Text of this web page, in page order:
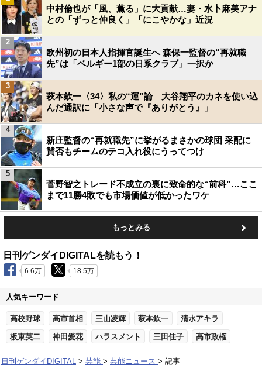
中村倫也が「風、薫る」に大貢献…妻・水卜麻美アナ
との「ずっと仲良く」「にこやかな」近況
欧州初の日本人指揮官誕生へ 森保一監督の“再就職
先”は「ベルギー1部の日系クラブ」一択か
2
萩本欽一〈34〉私の“運”論 大谷翔平のカネを使い込
んだ通訳に「小さな声で『ありがとう』」
3
新庄監督の“再就職先”に挙がるまさかの球団 采配に
賛否もチームのテコ入れ役にうってつけ
4
菅野智之トレード不成立の裏に致命的な“前科”…ここ
まで11勝4敗でも市場価値が低かったワケ
5
もっとみる
日刊ゲンダイDIGITALを読もう！
6.6万 18.5万
人気キーワード
高校野球 高市首相 三山凌輝 萩本欽一 清水アキラ
板東英二 神田愛花 ハラスメント 三田佳子 高市政権
日刊ゲンダイDIGITAL 芸能 芸能ニュース 記事